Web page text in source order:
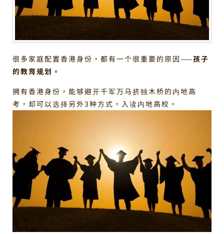
很多家庭配置香港身份，都有一个很重要的原因——孩子
的教育规划。
拥有香港身份，能够避开千军万马挤独木桥的内地高
考，却可以选择另外3种方式，入读内地高校。